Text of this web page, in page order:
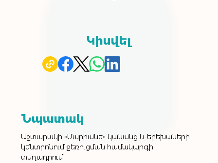
Կիսվել
Նպատակ
Աշտարակի «Մարիանե» կանանց և երեխաների
կենտրոնում ջեռուցման համակարգի
տեղադրում